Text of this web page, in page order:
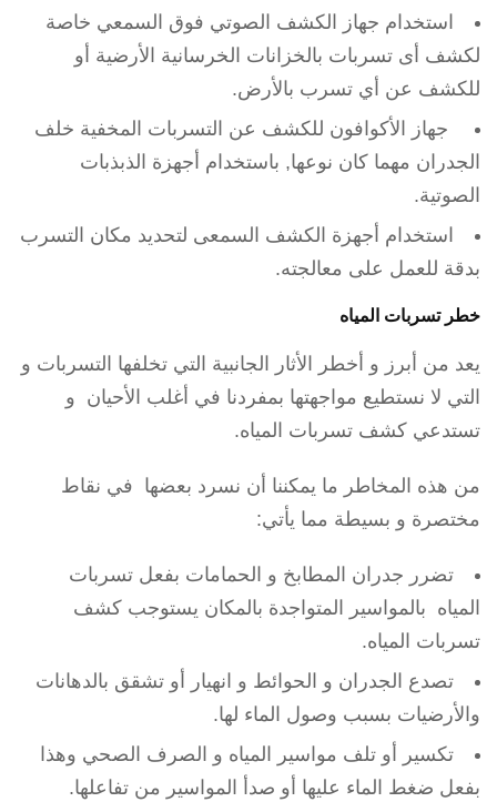
استخدام جهاز الكشف الصوتي فوق السمعي خاصة
لكشف أى تسربات بالخزانات الخرسانية الأرضية أو
للكشف عن أي تسرب بالأرض.
جهاز الأكوافون للكشف عن التسربات المخفية خلف
الجدران مهما كان نوعها, باستخدام أجهزة الذبذبات
الصوتية.
استخدام أجهزة الكشف السمعى لتحديد مكان التسرب
بدقة للعمل على معالجته.
خطر تسربات المياه
يعد من أبرز و أخطر الأثار الجانبية التي تخلفها التسربات و
التي لا نستطيع مواجهتها بمفردنا في أغلب الأحيان و
تستدعي كشف تسربات المياه.
من هذه المخاطر ما يمكننا أن نسرد بعضها في نقاط
مختصرة و بسيطة مما يأتي:
تضرر جدران المطابخ و الحمامات بفعل تسربات
المياه بالمواسير المتواجدة بالمكان يستوجب كشف
تسربات المياه.
تصدع الجدران و الحوائط و انهيار أو تشقق بالدهانات
والأرضيات بسبب وصول الماء لها.
تكسير أو تلف مواسير المياه و الصرف الصحي وهذا
بفعل ضغط الماء عليها أو صدأ المواسير من تفاعلها.